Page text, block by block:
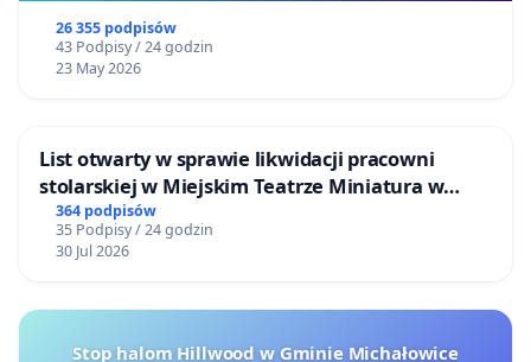
26 355 podpisów
43 Podpisy / 24 godzin
23 May 2026
List otwarty w sprawie likwidacji pracowni
stolarskiej w Miejskim Teatrze Miniatura w
Gdańsku
364 podpisów
35 Podpisy / 24 godzin
30 Jul 2026
Stop halom Hillwood w Gminie Michałowice